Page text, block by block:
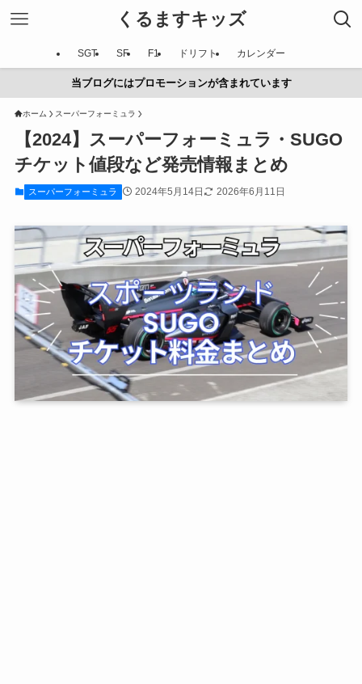
くるますキッズ
SGT SF F1 ドリフト カレンダー
当ブログにはプロモーションが含まれています
ホーム スーパーフォーミュラ
【2024】スーパーフォーミュラ・SUGO
チケット値段など発売情報まとめ
スーパーフォーミュラ 2024年5月14日 2026年6月11日